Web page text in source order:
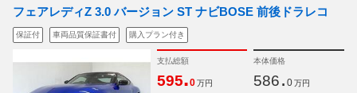
フェアレディZ 3.0 バージョン ST ナビBOSE 前後ドラレコ
保証付 車両品質保証書付 購入プラン付き
支払総額
595.0 万円
本体価格
586. 0 万円